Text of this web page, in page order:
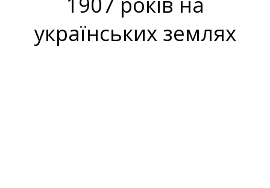
українських землях